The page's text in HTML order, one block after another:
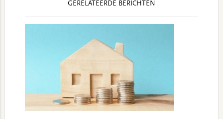
GERELATEERDE BERICHTEN